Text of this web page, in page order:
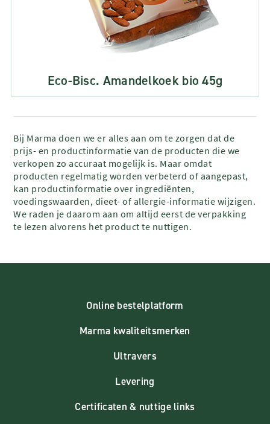
Eco-Bisc. Amandelkoek bio 45g
Bij Marma doen we er alles aan om te zorgen dat de
prijs- en productinformatie van de producten die we
verkopen zo accuraat mogelijk is. Maar omdat
producten regelmatig worden verbeterd of aangepast,
kan productinformatie over ingrediënten,
voedingswaarden, dieet- of allergie-informatie wijzigen.
We raden je daarom aan om altijd eerst de verpakking
te lezen alvorens het product te nuttigen.
Online bestelplatform
Marma kwaliteitsmerken
Ultravers
Levering
Certificaten & nuttige links